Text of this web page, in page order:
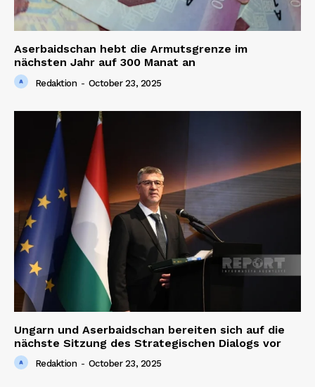
Aserbaidschan hebt die Armutsgrenze im
nächsten Jahr auf 300 Manat an
Redaktion - October 23, 2025
Ungarn und Aserbaidschan bereiten sich auf die
nächste Sitzung des Strategischen Dialogs vor
Redaktion - October 23, 2025